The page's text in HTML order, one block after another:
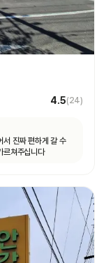
4.5(24)
서 진짜 편하게 갈 수
르쳐주십니다